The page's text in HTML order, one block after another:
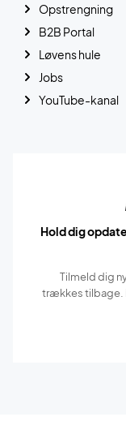
Opstrengning
B2B Portal
Løvens hule
Jobs
YouTube-kanal
Hold dig
Tilmeld dig
trækkes tilbage.